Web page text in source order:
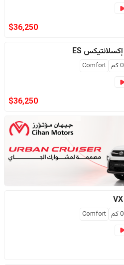
$36,250
إكسلانتيكس ES
0كم Comfort
$36,250
VX
0كم Comfort